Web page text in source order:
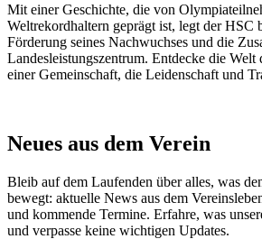
Mit einer Geschichte, die von
Weltrekordhaltern geprägt ist, legt der HSC
Förderung seines Nachwuchses und die
Landesleistungszentrum. Entdecke die Welt
einer Gemeinschaft, die Leidenschaft und
Neues aus dem Verein
Bleib auf dem Laufenden über alles, was
bewegt: aktuelle News aus dem
und kommende Termine. Erfahre, was
und verpasse keine wichtigen Updates.